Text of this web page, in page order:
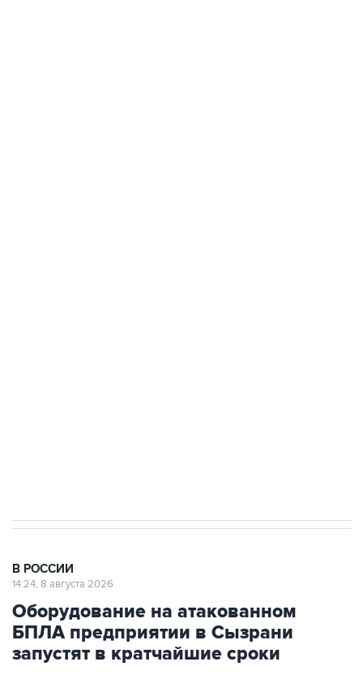
В РОССИИ
14:24, 8 августа 2026
Оборудование на атакованном
БПЛА предприятии в Сызрани
запустят в кратчайшие сроки